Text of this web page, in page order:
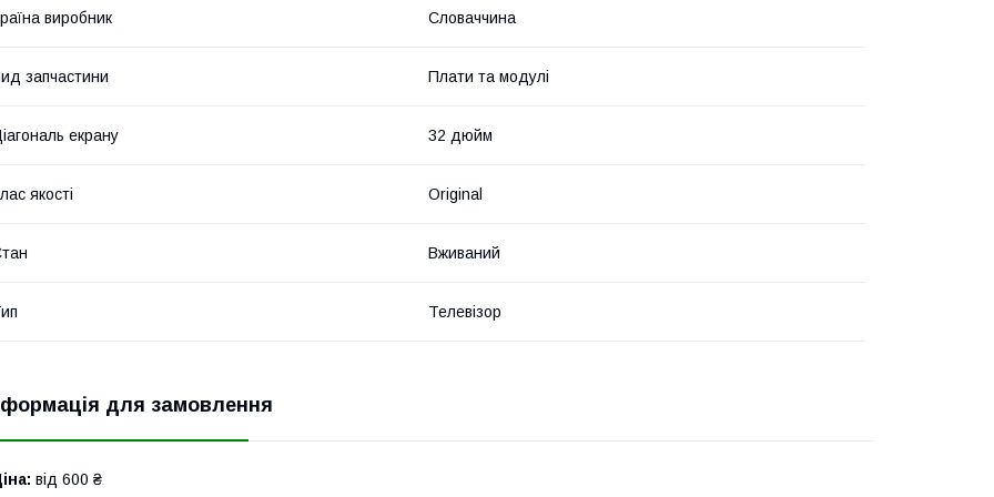
виробник Словаччина
запчастини Плати та модулі
екрану 32 дюйм
якості Original
Вживаний
Телевізор
для замовлення
від 600 ₴